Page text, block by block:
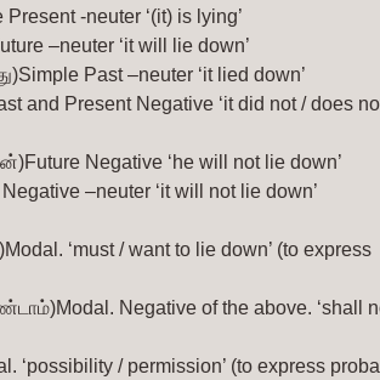
Present -neuter ‘(it) is lying’
–neuter ‘it will lie down’
Past –neuter ‘it lied down’
and Present Negative ‘it did not / does
Negative ‘he will not lie down’
–neuter ‘it will not lie down’
‘must / want to lie down’ (to express
Negative of the above. ‘shall
‘possibility / permission’ (to express